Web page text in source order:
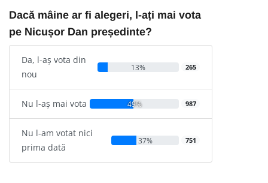
Dacă mâine ar fi alegeri, l-ați mai vota
pe Nicușor Dan președinte?
Da, l-aș vota din
nou
13% 265
Nu l-aș mai vota 49% 987
Nu l-am votat nici
prima dată
37% 751